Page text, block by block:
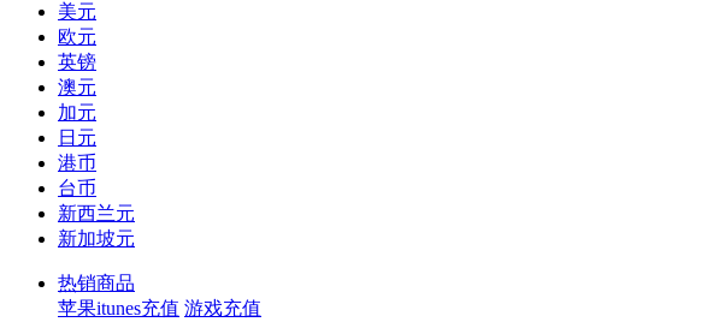
美元
欧元
英镑
澳元
加元
日元
港币
台币
新西兰元
新加坡元
热销商品
苹果itunes充值 游戏充值